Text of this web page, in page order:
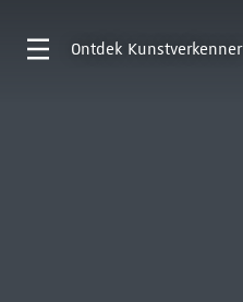
Ontdek Kunstverkenner